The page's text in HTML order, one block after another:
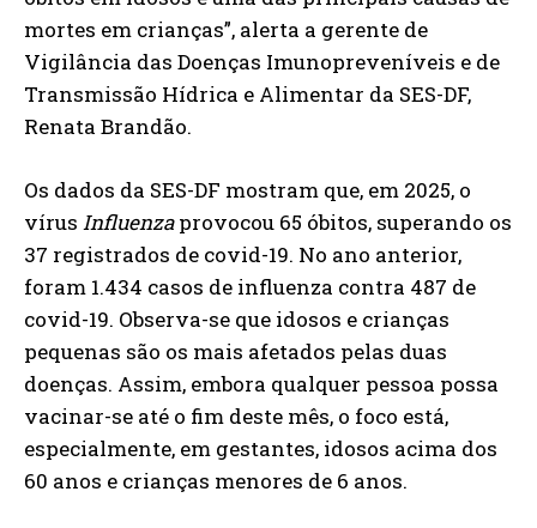
mortes em crianças”, alerta a gerente de
Vigilância das Doenças Imunopreveníveis e de
Transmissão Hídrica e Alimentar da SES-DF,
Renata Brandão.
Os dados da SES-DF mostram que, em 2025, o
vírus Influenzaprovocou 65 óbitos, superando os
37 registrados de covid-19. No ano anterior,
foram 1.434 casos de influenza contra 487 de
covid-19. Observa-se que idosos e crianças
pequenas são os mais afetados pelas duas
doenças. Assim, embora qualquer pessoa possa
vacinar-se até o fim deste mês, o foco está,
especialmente, em gestantes, idosos acima dos
60 anos e crianças menores de 6 anos.